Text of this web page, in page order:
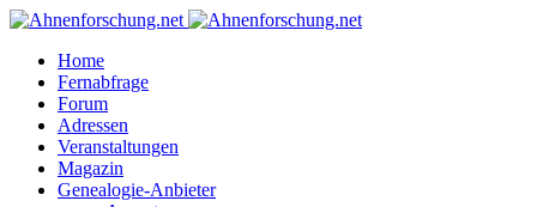
Home
Fernabfrage
Forum
Adressen
Veranstaltungen
Magazin
Genealogie-Anbieter